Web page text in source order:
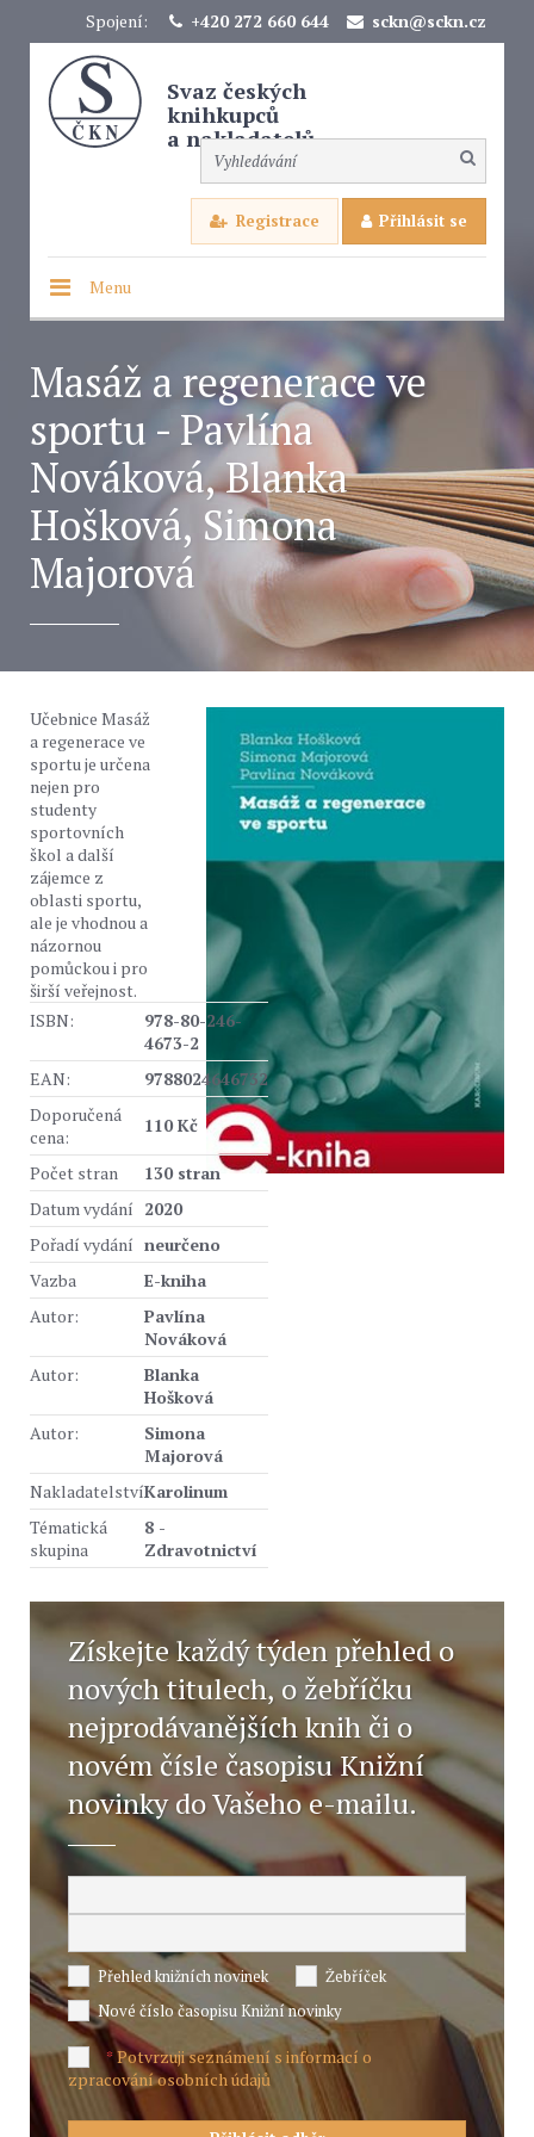
Spojení: +420 272 660 644 sckn@sckn.cz
Svaz českých
knihkupců
a nakladatelů
Registrace Přihlásit se
Menu
Masáž a regenerace ve
sportu - Pavlína
Nováková, Blanka
Hošková, Simona
Majorová
Učebnice Masáž
a regenerace ve
sportu je určena
nejen pro
studenty
sportovních
škol a další
zájemce z
oblasti sportu,
ale je vhodnou a
názornou
pomůckou i pro
širší veřejnost.
ISBN:
978-80-246-
4673-2
EAN:
9788024646732
Doporučená
cena:
110 Kč
Počet stran
130 stran
Datum vydání 2020
Pořadí vydání neurčeno
Vazba
E-kniha
Autor:
Pavlína
Nováková
Autor:
Blanka
Hošková
Autor:
Simona
Majorová
NakladatelstvíKarolinum
Tématická
skupina
8 -
Zdravotnictví
Získejte každý týden přehled o
nových titulech, o žebříčku
nejprodávanějších knih či o
novém čísle časopisu Knižní
novinky do Vašeho e-mailu.
Přehled knižních novinek
Žebříček
Nové číslo časopisu Knižní novinky
*Potvrzuji seznámení s informací o
zpracování osobních údajů